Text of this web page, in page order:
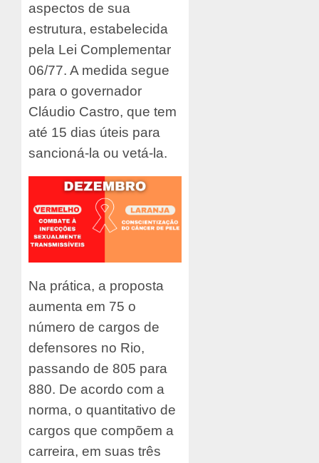
aspectos de sua
estrutura, estabelecida
pela Lei Complementar
06/77. A medida segue
para o governador
Cláudio Castro, que tem
até 15 dias úteis para
sancioná-la ou vetá-la.
Na prática, a proposta
aumenta em 75 o
número de cargos de
defensores no Rio,
passando de 805 para
880. De acordo com a
norma, o quantitativo de
cargos que compõem a
carreira, em suas três